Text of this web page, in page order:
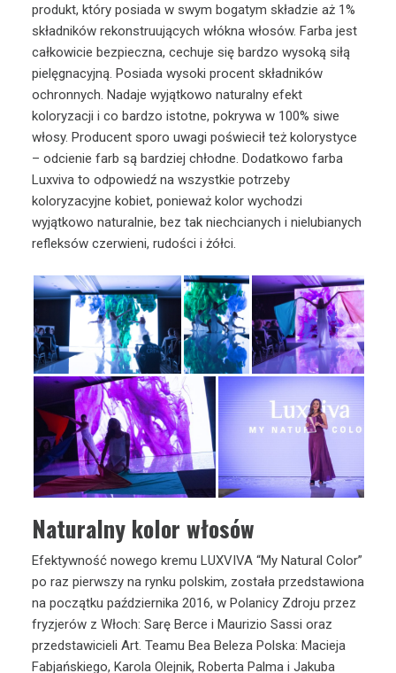
produkt, który posiada w swym bogatym składzie aż 1%
składników rekonstruujących włókna włosów. Farba jest
całkowicie bezpieczna, cechuje się bardzo wysoką siłą
pielęgnacyjną. Posiada wysoki procent składników
ochronnych. Nadaje wyjątkowo naturalny efekt
koloryzacji i co bardzo istotne, pokrywa w 100% siwe
włosy. Producent sporo uwagi poświecił też kolorystyce
– odcienie farb są bardziej chłodne. Dodatkowo farba
Luxviva to odpowiedź na wszystkie potrzeby
koloryzacyjne kobiet, ponieważ kolor wychodzi
wyjątkowo naturalnie, bez tak niechcianych i nielubianych
refleksów czerwieni, rudości i żółci.
Naturalny kolor włosów
Efektywność nowego kremu LUXVIVA “My Natural Color”
po raz pierwszy na rynku polskim, została przedstawiona
na początku października 2016, w Polanicy Zdroju przez
fryzjerów z Włoch: Sarę Berce i Maurizio Sassi oraz
przedstawicieli Art. Teamu Bea Beleza Polska: Macieja
Fabjańskiego, Karola Olejnik, Roberta Palma i Jakuba